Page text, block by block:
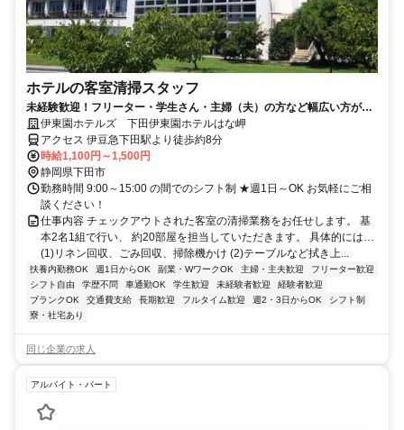
ホテルの客室清掃スタッフ
未経験歓迎！フリーター・学生さん・主婦（夫）の方など幅広い方が活
躍中の職場です。
伊東園ホテルズ 下田伊東園ホテルはな岬
アクセス 伊豆急下田駅より徒歩約8分
時給1,100円～1,500円
静岡県下田市
勤務時間 9:00～15:00 の間でのシフト制 ★週1日～OK お気軽にご相
談ください！
仕事内容 チェックアウトされた客室の清掃業務をお任せします。 基
本2名1組で行い、 約20部屋を担当していただきます。 具体的には…
(1)リネン回収、ごみ回収、掃除機かけ (2)テーブルなど拭き上...
扶養内勤務OK 週1日からOK 副業・WワークOK 主婦・主夫歓迎
フリーター歓迎
シフト自由
学歴不問 車通勤OK 学生歓迎 未経験者歓迎
経験者歓迎
ブランクOK
交通費支給 長期歓迎 フルタイム歓迎 週2・3日からOK
シフト制
寮・社宅あり
同じ企業の求人
アルバイト・パート